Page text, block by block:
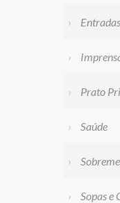
Entradas
Prato
Saúde
Sopas e